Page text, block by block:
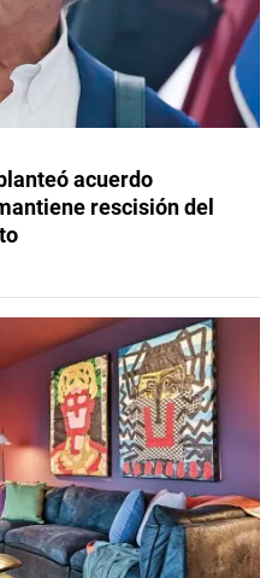
acuerdo
rescisión del